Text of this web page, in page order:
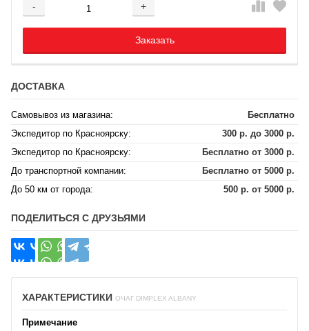
- +
Добавляется...
Заказать
Добавлен
ДОСТАВКА
Самовывоз из магазина:
Бесплатно
Экспедитор по Красноярску:
300 р. до 3000 р.
Экспедитор по Красноярску:
Бесплатно от 3000 р.
До транспортной компании:
Бесплатно от 5000 р.
До 50 км от города:
500 р. от 5000 р.
ПОДЕЛИТЬСЯ С ДРУЗЬЯМИ
ХАРАКТЕРИСТИКИ ОЧАГ DIMPLEX ALBANY
Примечание